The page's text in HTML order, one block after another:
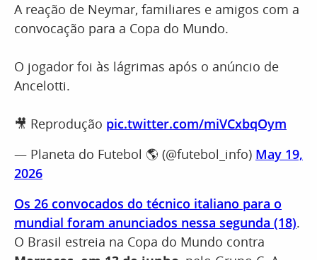
A reação de Neymar, familiares e amigos com a
convocação para a Copa do Mundo.
O jogador foi às lágrimas após o anúncio de
Ancelotti.
🎥 Reprodução pic.twitter.com/miVCxbqOym
— Planeta do Futebol 🌎 (@futebol_info) May 19,
2026
Os 26 convocados do técnico italiano para o
mundial foram anunciados nessa segunda (18).
O Brasil estreia na Copa do Mundo contra